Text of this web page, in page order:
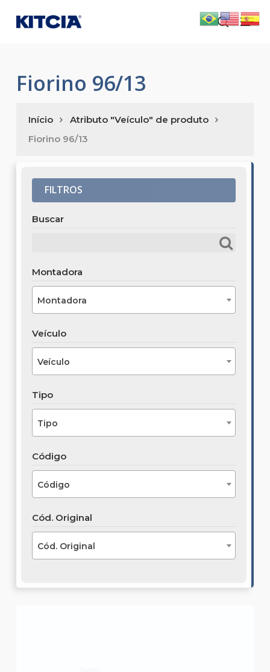
main
search
Fiorino 96/13
Início
Atributo "Veículo" de produto
Fiorino 96/13
FILTROS
Buscar
Montadora
Montadora
Veículo
Veículo
Tipo
Tipo
Código
Código
Cód. Original
Cód. Original